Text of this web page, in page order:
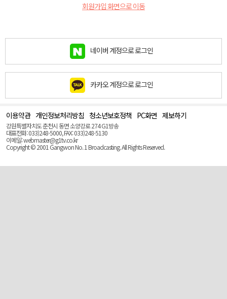
회원가입 화면으로 이동
네이버 계정으로 로그인
카카오 계정으로 로그인
이용약관 개인정보처리방침 청소년보호정책 PC화면 제보하기
강원특별자치도 춘천시 동면 소양강로 274 G1방송
대표전화: 033)248-5000, FAX: 033)248-5130
이메일: webmaster@g1tv.co.kr
Copyright © 2001 Gangwon No. 1 Broadcasting. All Rights Reserved.